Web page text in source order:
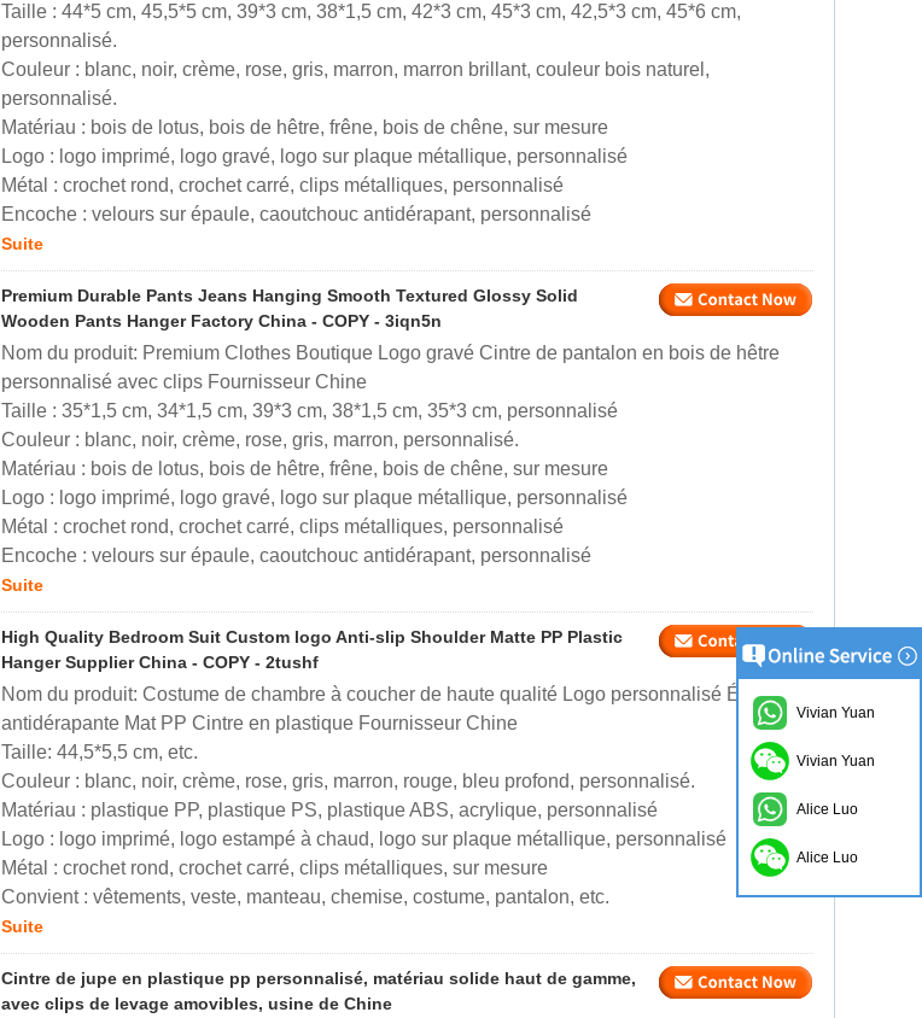
Taille : 44*5 cm, 45,5*5 cm, 39*3 cm, 38*1,5 cm, 42*3 cm, 45*3 cm, 42,5*3 cm, 45*6 cm,
personnalisé.
Couleur : blanc, noir, crème, rose, gris, marron, marron brillant, couleur bois naturel,
personnalisé.
Matériau : bois de lotus, bois de hêtre, frêne, bois de chêne, sur mesure
Logo : logo imprimé, logo gravé, logo sur plaque métallique, personnalisé
Métal : crochet rond, crochet carré, clips métalliques, personnalisé
Encoche : velours sur épaule, caoutchouc antidérapant, personnalisé
Suite
Premium Durable Pants Jeans Hanging Smooth Textured Glossy Solid
Wooden Pants Hanger Factory China - COPY - 3iqn5n
Nom du produit: Premium Clothes Boutique Logo gravé Cintre de pantalon en bois de hêtre
personnalisé avec clips Fournisseur Chine
Taille : 35*1,5 cm, 34*1,5 cm, 39*3 cm, 38*1,5 cm, 35*3 cm, personnalisé
Couleur : blanc, noir, crème, rose, gris, marron, personnalisé.
Matériau : bois de lotus, bois de hêtre, frêne, bois de chêne, sur mesure
Logo : logo imprimé, logo gravé, logo sur plaque métallique, personnalisé
Métal : crochet rond, crochet carré, clips métalliques, personnalisé
Encoche : velours sur épaule, caoutchouc antidérapant, personnalisé
Suite
High Quality Bedroom Suit Custom logo Anti-slip Shoulder Matte PP Plastic
Hanger Supplier China - COPY - 2tushf
Nom du produit: Costume de chambre à coucher de haute qualité Logo personnalisé Épaule
antidérapante Mat PP Cintre en plastique Fournisseur Chine
Taille: 44,5*5,5 cm, etc.
Couleur : blanc, noir, crème, rose, gris, marron, rouge, bleu profond, personnalisé.
Matériau : plastique PP, plastique PS, plastique ABS, acrylique, personnalisé
Logo : logo imprimé, logo estampé à chaud, logo sur plaque métallique, personnalisé
Métal : crochet rond, crochet carré, clips métalliques, sur mesure
Convient : vêtements, veste, manteau, chemise, costume, pantalon, etc.
Suite
Cintre de jupe en plastique pp personnalisé, matériau solide haut de gamme,
avec clips de levage amovibles, usine de Chine
Vivian Yuan
Vivian Yuan
Alice Luo
Alice Luo